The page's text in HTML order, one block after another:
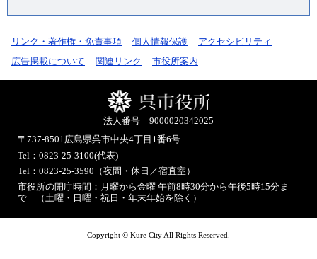
リンク・著作権・免責事項 個人情報保護
アクセシビリティ
広告掲載について
関連リンク 市役所案内
法人番号 9000020342025
〒737-8501広島県呉市中央4丁目1番6号
Tel：0823-25-3100(代表)
Tel：0823-25-3590（夜間・休日／宿直室）
市役所の開庁時間：月曜から金曜 午前8時30分から午後5時15分ま
で （土曜・日曜・祝日・年末年始を除く）
Copyright © Kure City All Rights Reserved.